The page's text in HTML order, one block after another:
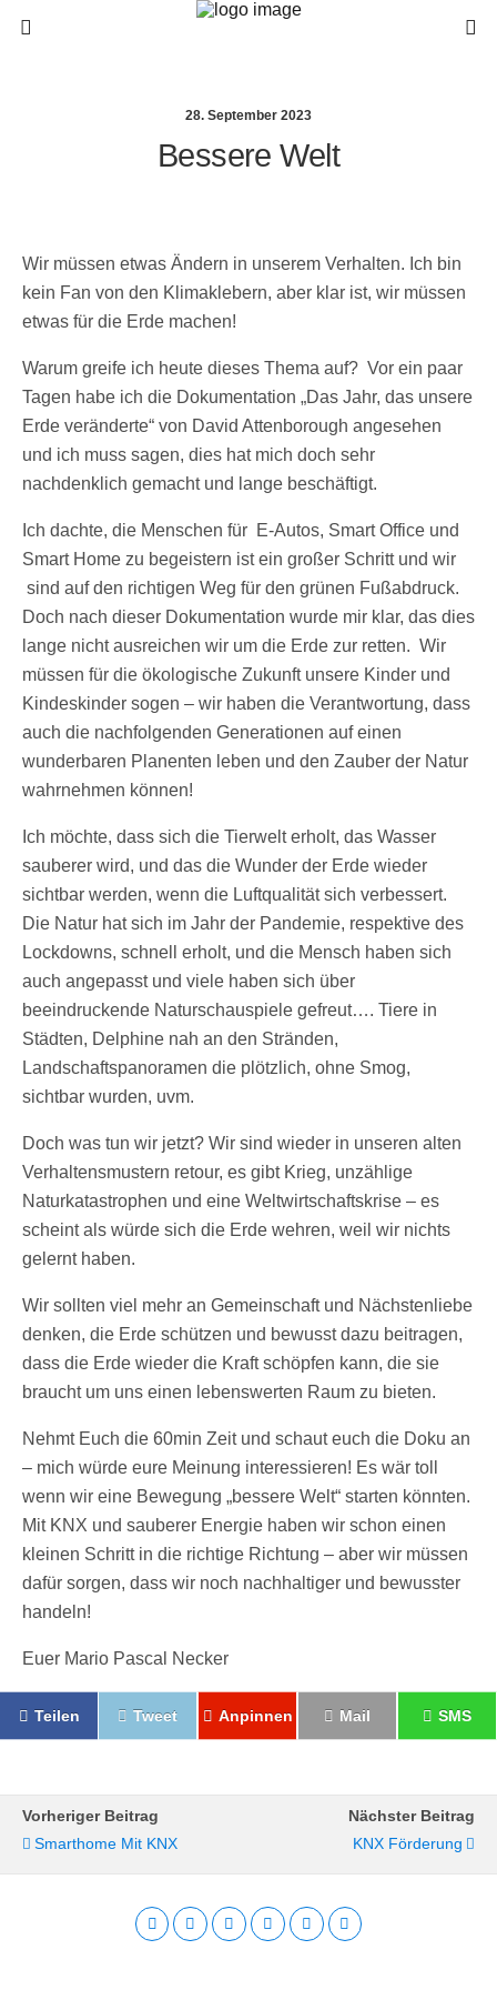
28. September 2023
Bessere Welt
Wir müssen etwas Ändern in unserem Verhalten. Ich bin
kein Fan von den Klimaklebern, aber klar ist, wir müssen
etwas für die Erde machen!
Warum greife ich heute dieses Thema auf? Vor ein paar
Tagen habe ich die Dokumentation „Das Jahr, das unsere
Erde veränderte“ von David Attenborough angesehen
und ich muss sagen, dies hat mich doch sehr
nachdenklich gemacht und lange beschäftigt.
Ich dachte, die Menschen für E-Autos, Smart Office und
Smart Home zu begeistern ist ein großer Schritt und wir
sind auf den richtigen Weg für den grünen Fußabdruck.
Doch nach dieser Dokumentation wurde mir klar, das dies
lange nicht ausreichen wir um die Erde zur retten. Wir
müssen für die ökologische Zukunft unsere Kinder und
Kindeskinder sogen – wir haben die Verantwortung, dass
auch die nachfolgenden Generationen auf einen
wunderbaren Planenten leben und den Zauber der Natur
wahrnehmen können!
Ich möchte, dass sich die Tierwelt erholt, das Wasser
sauberer wird, und das die Wunder der Erde wieder
sichtbar werden, wenn die Luftqualität sich verbessert.
Die Natur hat sich im Jahr der Pandemie, respektive des
Lockdowns, schnell erholt, und die Mensch haben sich
auch angepasst und viele haben sich über
beeindruckende Naturschauspiele gefreut…. Tiere in
Städten, Delphine nah an den Stränden,
Landschaftspanoramen die plötzlich, ohne Smog,
sichtbar wurden, uvm.
Doch was tun wir jetzt? Wir sind wieder in unseren alten
Verhaltensmustern retour, es gibt Krieg, unzählige
Naturkatastrophen und eine Weltwirtschaftskrise – es
scheint als würde sich die Erde wehren, weil wir nichts
gelernt haben.
Wir sollten viel mehr an Gemeinschaft und Nächstenliebe
denken, die Erde schützen und bewusst dazu beitragen,
dass die Erde wieder die Kraft schöpfen kann, die sie
braucht um uns einen lebenswerten Raum zu bieten.
Nehmt Euch die 60min Zeit und schaut euch die Doku an
– mich würde eure Meinung interessieren! Es wär toll
wenn wir eine Bewegung „bessere Welt“ starten könnten.
Mit KNX und sauberer Energie haben wir schon einen
kleinen Schritt in die richtige Richtung – aber wir müssen
dafür sorgen, dass wir noch nachhaltiger und bewusster
handeln!
Euer Mario Pascal Necker
Teilen Tweet Anpinnen Mail SMS
Vorheriger Beitrag
Smarthome Mit KNX
Nächster Beitrag
KNX Förderung